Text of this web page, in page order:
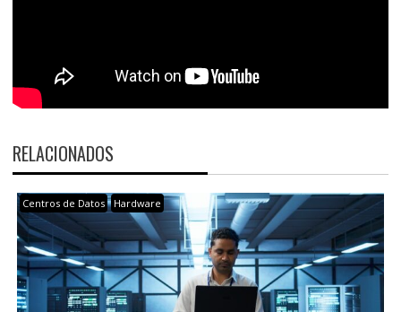
RELACIONADOS
Centros de Datos Hardware